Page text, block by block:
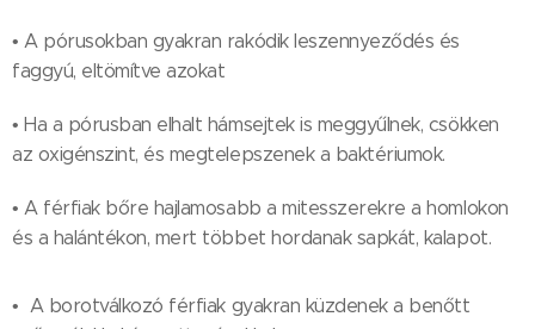
• A pórusokban gyakran rakódik leszennyeződés és
faggyú, eltömítve azokat
• Ha a pórusban elhalt hámsejtek is meggyűlnek, csökken
az oxigénszint, és megtelepszenek a baktériumok.
• A férfiak bőre hajlamosabb a mitesszerekre a homlokon
és a halántékon, mert többet hordanak sapkát, kalapot.
• A borotválkozó férfiak gyakran küzdenek a benőtt